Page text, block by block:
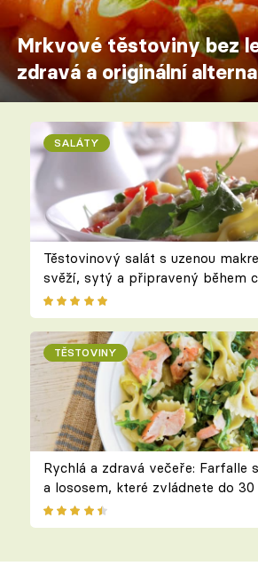
Mrkvové těstoviny bez
zdravá a originální
SALÁTY
Těstovinový salát s uzenou
svěží, sytý a připravený během
TĚSTOVINY
Rychlá a zdravá večeře: Farfalle
a lososem, které zvládnete do 30